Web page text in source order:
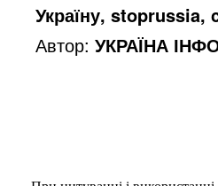
Україну, stoprussia,
Автор:УКРАЇНА